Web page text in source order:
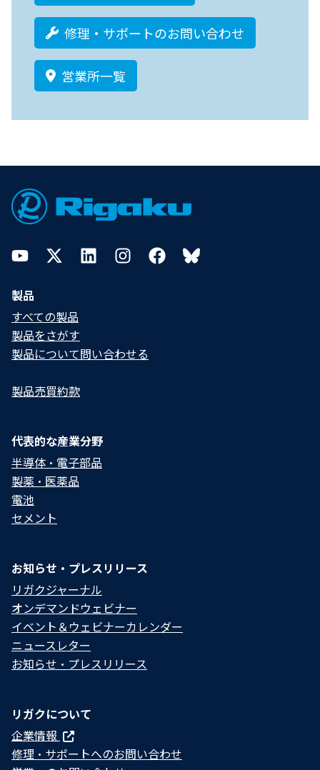
修理・サポートのお問い合わせ
営業所一覧
Footer
YouTubeTwitterLinkedInInstagramFacebookBluesky
製品
すべての製品
製品をさがす
製品について問い合わせる​
製品売買約款
代表的な産業分野
半導体・電子部品
製薬・医薬品
電池
セメント
お知らせ・プレスリリース
リガクジャーナル
オンデマンドウェビナー
イベント＆ウェビナーカレンダー
ニュースレター
お知らせ・プレスリリース
リガクについて
企業情報
修理・サポートへのお問い合わせ